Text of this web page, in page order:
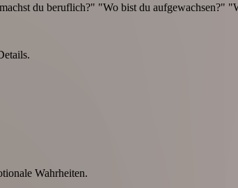
du beruflich?" "Wo bist du aufgewachsen?"
Wahrheiten.